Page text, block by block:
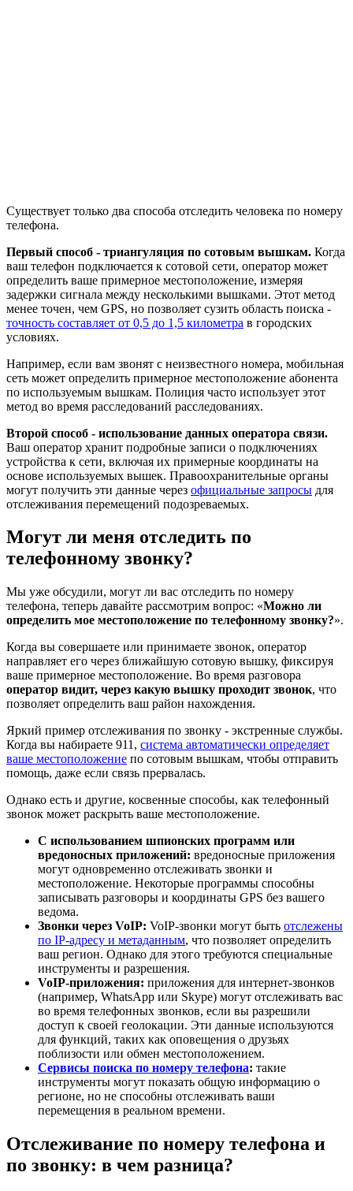
Существует только два способа отследить человека по номеру
телефона.
Первый способ - триангуляция по сотовым вышкам. Когда
ваш телефон подключается к сотовой сети, оператор может
определить ваше примерное местоположение, измеряя
задержки сигнала между несколькими вышками. Этот метод
менее точен, чем GPS, но позволяет сузить область поиска -
точность составляет от 0,5 до 1,5 километра в городских
условиях.
Например, если вам звонят с неизвестного номера, мобильная
сеть может определить примерное местоположение абонента
по используемым вышкам. Полиция часто использует этот
метод во время расследований расследованиях.
Второй способ - использование данных оператора связи.
Ваш оператор хранит подробные записи о подключениях
устройства к сети, включая их примерные координаты на
основе используемых вышек. Правоохранительные органы
могут получить эти данные через официальные запросы для
отслеживания перемещений подозреваемых.
Могут ли меня отследить по
телефонному звонку?
Мы уже обсудили, могут ли вас отследить по номеру
телефона, теперь давайте рассмотрим вопрос: «Можно ли
определить мое местоположение по телефонному звонку?».
Когда вы совершаете или принимаете звонок, оператор
направляет его через ближайшую сотовую вышку, фиксируя
ваше примерное местоположение. Во время разговора
оператор видит, через какую вышку проходит звонок, что
позволяет определить ваш район нахождения.
Яркий пример отслеживания по звонку - экстренные службы.
Когда вы набираете 911, система автоматически определяет
ваше местоположение по сотовым вышкам, чтобы отправить
помощь, даже если связь прервалась.
Однако есть и другие, косвенные способы, как телефонный
звонок может раскрыть ваше местоположение.
С использованием шпионских программ или
вредоносных приложений: вредоносные приложения
могут одновременно отслеживать звонки и
местоположение. Некоторые программы способны
записывать разговоры и координаты GPS без вашего
ведома.
Звонки через VoIP: VoIP-звонки могут быть отслежены
по IP-адресу и метаданным, что позволяет определить
ваш регион. Однако для этого требуются специальные
инструменты и разрешения.
VoIP-приложения: приложения для интернет-звонков
(например, WhatsApp или Skype) могут отслеживать вас
во время телефонных звонков, если вы разрешили
доступ к своей геолокации. Эти данные используются
для функций, таких как оповещения о друзьях
поблизости или обмен местоположением.
Сервисы поиска по номеру телефона: такие
инструменты могут показать общую информацию о
регионе, но не способны отслеживать ваши
перемещения в реальном времени.
Отслеживание по номеру телефона и
по звонку: в чем разница?